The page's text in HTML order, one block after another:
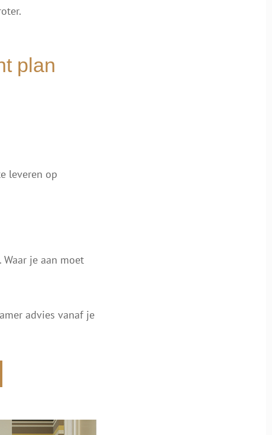
plan
leveren op
je aan moet
advies vanaf je